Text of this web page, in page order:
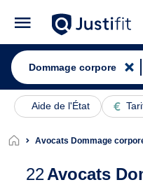
Aide de l'État
Avocats Dommage
22Avocats